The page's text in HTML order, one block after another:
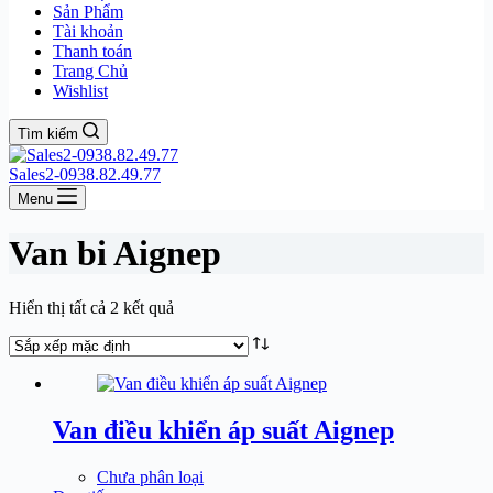
Sản Phẩm
Tài khoản
Thanh toán
Trang Chủ
Wishlist
Tìm kiếm
Sales2-0938.82.49.77
Menu
Van bi Aignep
Hiển thị tất cả 2 kết quả
Van điều khiển áp suất Aignep
Chưa phân loại